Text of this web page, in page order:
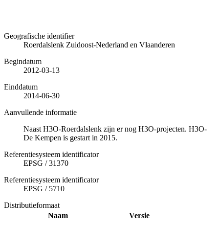
Geografische identifier
Roerdalslenk Zuidoost-Nederland en Vlaanderen
Begindatum
2012-03-13
Einddatum
2014-06-30
Aanvullende informatie
Naast H3O-Roerdalslenk zijn er nog H3O-projecten. H3O-
De Kempen is gestart in 2015.
Referentiesysteem identificator
EPSG /31370
Referentiesysteem identificator
EPSG / 5710
Distributieformaat
Naam
Versie